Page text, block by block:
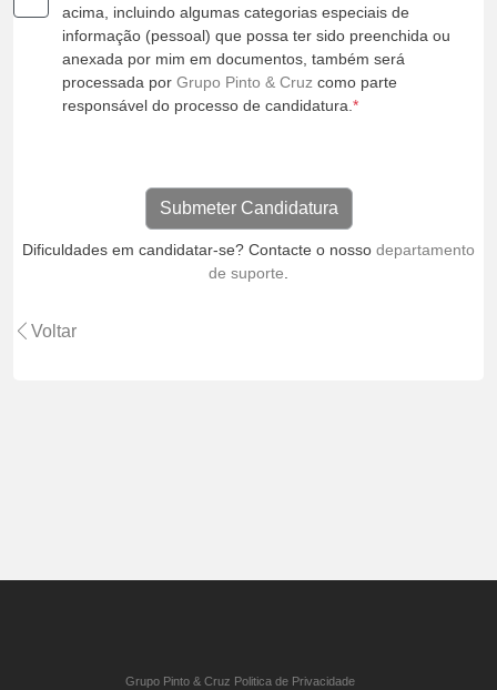
acima, incluindo algumas categorias especiais de
informação (pessoal) que possa ter sido preenchida ou
anexada por mim em documentos, também será
processada por Grupo Pinto & Cruz como parte
responsável do processo de candidatura.*
Dificuldades em candidatar-se? Contacte o nosso departamento
de suporte.
Voltar
Grupo Pinto & Cruz Politica de Privacidade